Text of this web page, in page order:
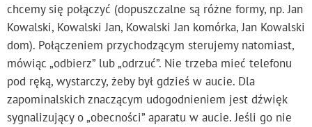
chcemy się połączyć (dopuszczalne są różne formy, np. Jan
Kowalski, Kowalski Jan, Kowalski Jan komórka, Jan Kowalski
dom). Połączeniem przychodzącym sterujemy natomiast,
mówiąc „odbierz” lub „odrzuć”. Nie trzeba mieć telefonu
pod ręką, wystarczy, żeby był gdzieś w aucie. Dla
zapominalskich znaczącym udogodnieniem jest dźwięk
sygnalizujący o „obecności” aparatu w aucie. Jeśli go nie